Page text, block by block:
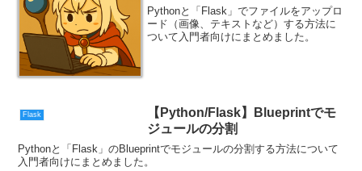
Pythonと「Flask」でファイルをアップロ
ード（画像、テキストなど）する方法に
ついて入門者向けにまとめました。
Flask
【Python/Flask】Blueprintでモ
ジュールの分割
Pythonと「Flask」のBlueprintでモジュールの分割する方法について
入門者向けにまとめました。